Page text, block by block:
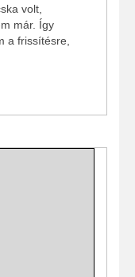
volt,
már. Így
a frissítésre,